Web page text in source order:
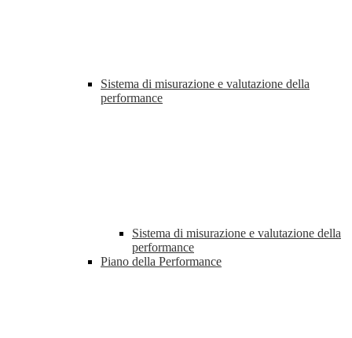
Sistema di misurazione e valutazione della
performance
Sistema di misurazione e valutazione della
performance
Piano della Performance